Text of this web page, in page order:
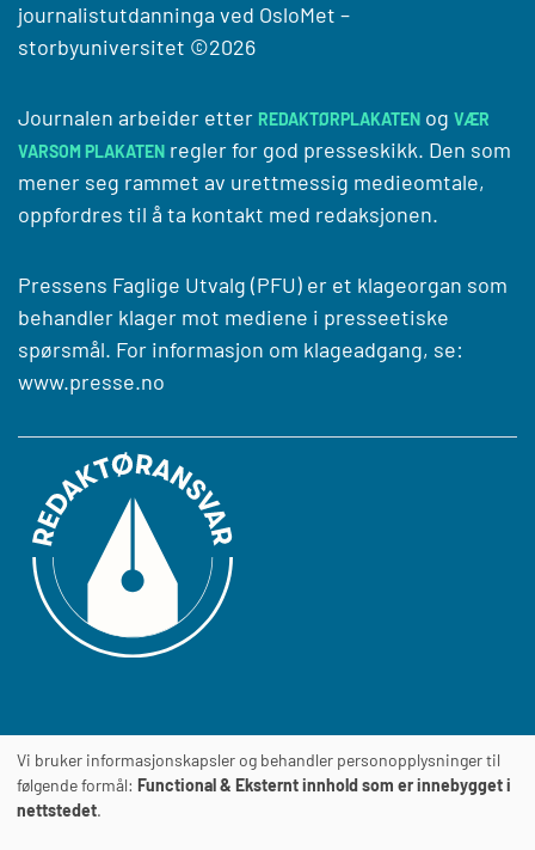
journalistutdanninga ved OsloMet –
storbyuniversitet ©2026
Journalen arbeider etter REDAKTØRPLAKATEN og VÆR
VARSOM PLAKATEN regler for god presseskikk. Den som
mener seg rammet av urettmessig medieomtale,
oppfordres til å ta kontakt med redaksjonen.
Pressens Faglige Utvalg (PFU) er et klageorgan som
behandler klager mot mediene i presseetiske
spørsmål. For informasjon om klageadgang, se:
www.presse.no
JournalensTILGJENGELIGHETSERKLÆRING
Vi bruker informasjonskapsler og behandler personopplysninger til
følgende formål: Functional & Eksternt innhold som er innebygget i
nettstedet.